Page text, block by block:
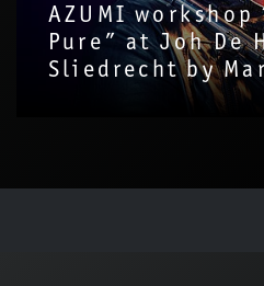
AZUMI workshop
Pure” at Joh De
Sliedrecht by